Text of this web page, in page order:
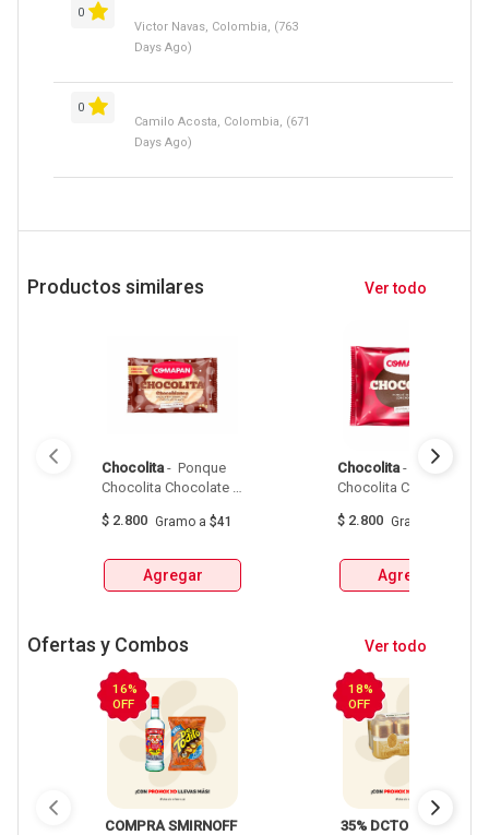
0
Victor Navas, Colombia, (763
Days Ago)
0
Camilo Acosta, Colombia, (671
Days Ago)
Productos similares Ver todo
Chocolita - Ponque
Chocolita Chocolate
$ 2.800 Gramo a $41
Agregar
Chocolita -
Ponque
Chocolita Chocolate
$ 2.800 Gramo
Agregar
Ofertas y Combos Ver todo
16%
OFF
COMPRA SMIRNOFF
18%
OFF
35% DCTO EN LA